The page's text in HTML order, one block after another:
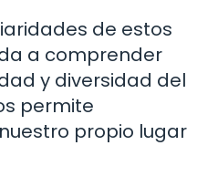
de estos
a comprender
y diversidad del
permite
propio lugar